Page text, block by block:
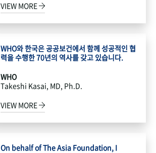
VIEW MORE
WHO와 한국은 공공보건에서 함께 성공적인 협
력을 수행한 70년의 역사를 갖고 있습니다.
WHO
Takeshi Kasai, MD, Ph.D.
VIEW MORE
On behalf of The Asia Foundation, I